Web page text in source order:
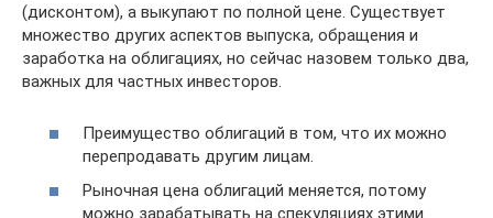
(дисконтом), а выкупают по полной цене. Существует
множество других аспектов выпуска, обращения и
заработка на облигациях, но сейчас назовем только два,
важных для частных инвесторов.
Преимущество облигаций в том, что их можно
перепродавать другим лицам.
Рыночная цена облигаций меняется, потому
можно зарабатывать на спекуляциях этими